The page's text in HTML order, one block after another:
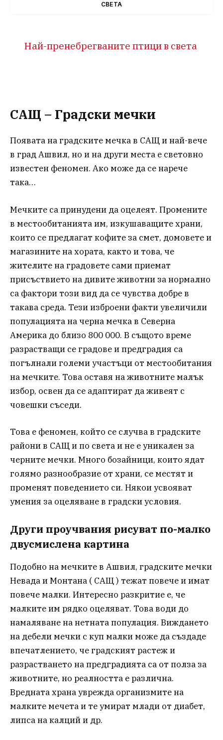
СВЕТА
Най-пренебрегваните птици в света
САЩ – Градски мечки
Появата на градските мечка в САЩ и най-вече
в град Ашвил, но и на други места е световно
известен феномен. Ако може да се нарече
така…
Мечките са принудени да оцелеят. Промените
в местообитанията им, изкушаващите храни,
които се предлагат кофите за смет, домовете и
магазините на хората, както и това, че
жителите на градовете сами приемат
присъствието на дивите животни за нормално
са фактори този вид да се чувства добре в
такава среда. Тези изброени факти увеличили
популацията на черна мечка в Северна
Америка до близо 800 000. В същото време
разрастващи се градове и предградия са
погълнали големи участъци от местообитания
на мечките. Това оставя на животните малък
избор, освен да се адаптират да живеят с
човешки съседи.
Това е феномен, който се случва в градските
райони в САЩ и по света и не е уникален за
черните мечки. Много бозайници, които ядат
голямо разнообразие от храни, се местят и
променят поведението си. Някои усвояват
умения за оцеляване в градски условия.
Други проучвания рисуват по-малко
двусмислена картина
Подобно на мечките в Ашвил, градските мечки
Невада и Монтана ( САЩ ) тежат повече и имат
повече малки. Интересно разкритие е, че
малките им рядко оцеляват. Това води до
намаляване на нетната популация. Виждането
на дебели мечки с куп малки може да създаде
впечатлението, че градският растеж и
разрастването на предградията са от полза за
животните, но реалността е различна.
Вредната храна уврежда организмите на
малките мечета и те умират млади от диабет,
липса на калций и др.